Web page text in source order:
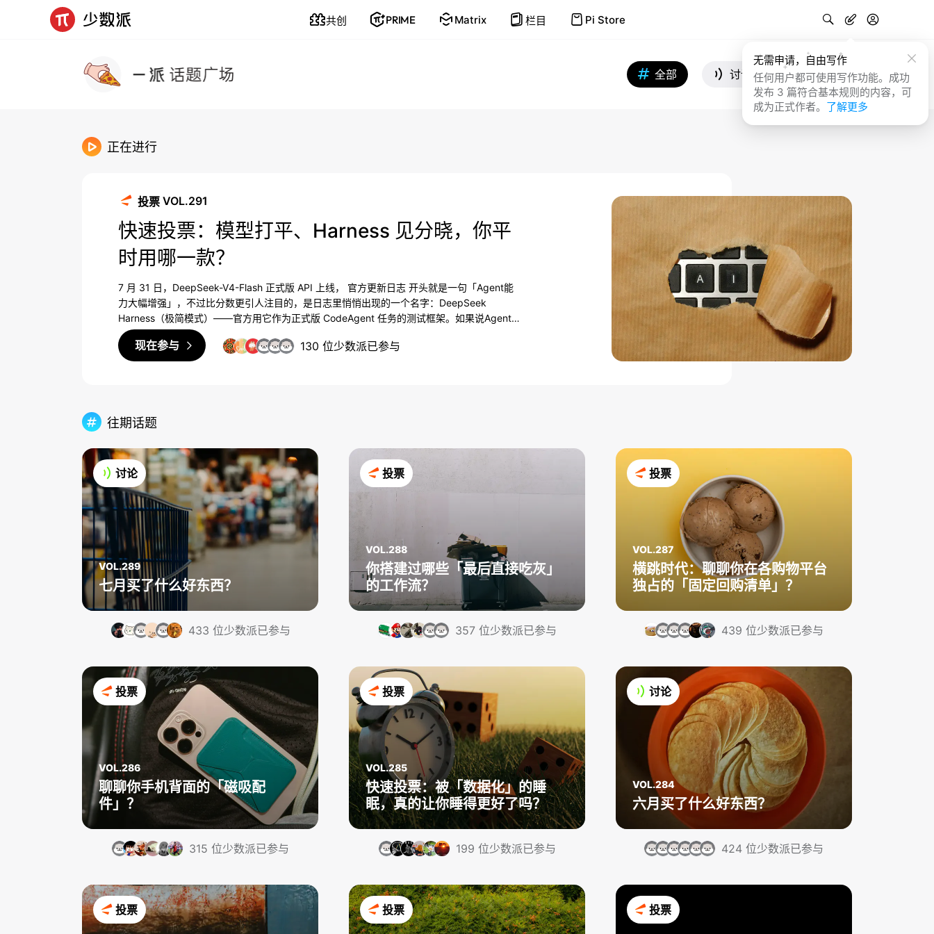
共创 PRIME Matrix 栏目 Pi Store
无需申请，自由写作
任何用户都可使用写作功能。成功
发布 3 篇符合基本规则的内容，可
成为正式作者。 了解更多
全部 讨论 投票
正在进行
投票 VOL.291
快速投票：模型打平、Harness 见分晓，你平
时用哪一款？
7 月 31 日，DeepSeek-V4-Flash 正式版 API 上线， 官方更新日志 开头就是一句「Agent能
力大幅增强」，不过比分数更引人注目的，是日志里悄悄出现的一个名字：DeepSeek
Harness（极简模式）——官方用它作为正式版 CodeAgent 任务的测试框架。如果说Agent =
Model + Harness，当各家模型的前沿能力逐渐打平，真正决定体验的变成了包裹在模型外的
那层「套子」。如果说模型是发动机，Harness 是整车的调校与底盘，本期一派，来聊聊你写
代码时的「座驾」是哪一个： 你现在的主力 Harness 或编程 Agent 是哪一家？（欢迎投
技术栈，方便其他派友参考，谢谢。
现在参与 130 位少数派已参与
往期话题
讨论
VOL.289
七月买了什么好东西？
433 位少数派已参与
投票
VOL.288
你搭建过哪些「最后直接吃灰」
的工作流？
357 位少数派已参与
投票
VOL.287
横跳时代：聊聊你在各购物平台
独占的「固定回购清单」？
439 位少数派已参与
投票
VOL.286
聊聊你手机背面的「磁吸配
件」？
315 位少数派已参与
投票
VOL.285
快速投票：被「数据化」的睡
眠，真的让你睡得更好了吗？
199 位少数派已参与
讨论
VOL.284
六月买了什么好东西？
424 位少数派已参与
投票 投票 投票